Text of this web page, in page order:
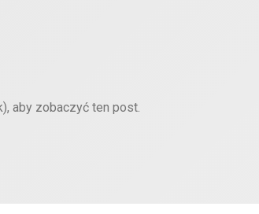
aby zobaczyć ten post.